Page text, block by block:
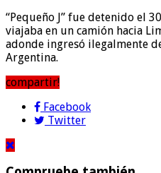
“Pequeño J” fue detenido el
viajaba en un camión hacia
adonde ingresó ilegalmente
Argentina.
compartir!
Facebook
Twitter